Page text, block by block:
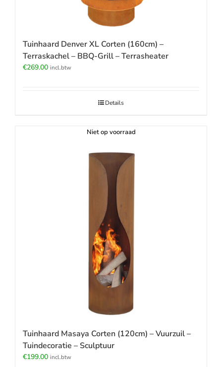
Tuinhaard Denver XL Corten (160cm) –
Terraskachel – BBQ-Grill – Terrasheater
€269.00 incl.btw
Details
Niet op voorraad
Tuinhaard Masaya Corten (120cm) – Vuurzuil –
Tuindecoratie – Sculptuur
€199.00 incl.btw